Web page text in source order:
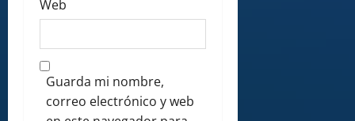
Web
Guarda mi nombre,
correo electrónico y web